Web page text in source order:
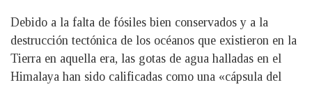
Debido a la falta de fósiles bien conservados y a la
destrucción tectónica de los océanos que existieron en la
Tierra en aquella era, las gotas de agua halladas en el
Himalaya han sido calificadas como una «cápsula del